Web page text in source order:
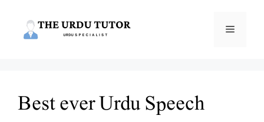
Menu
Best ever Urdu Speech